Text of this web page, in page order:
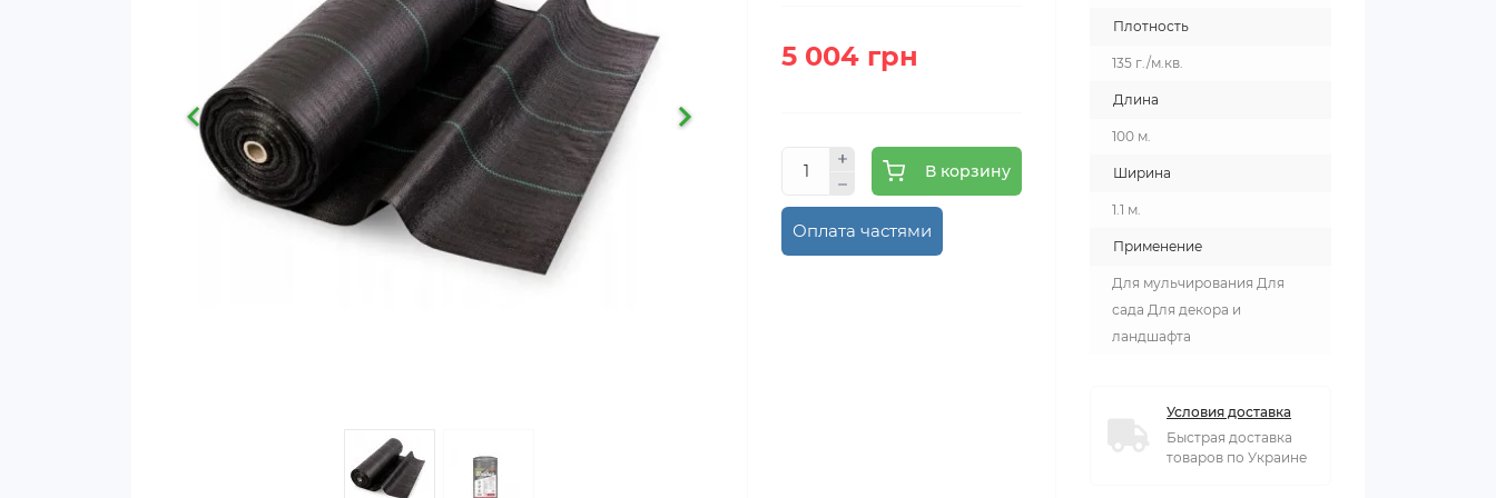
5 004 грн
В корзину
Оплата частями
Плотность
135 г./м.кв.
Длина
100 м.
Ширина
1.1 м.
Применение
Для мульчирования Для
сада Для декора и
ландшафта
Условия доставка
Быстрая доставка
товаров по Украине